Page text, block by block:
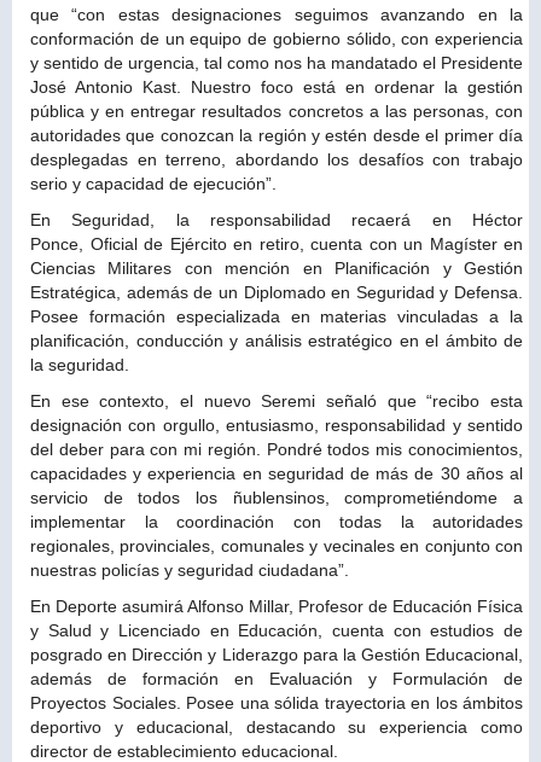
que “con estas designaciones seguimos avanzando en la
conformación de un equipo de gobierno sólido, con experiencia
y sentido de urgencia, tal como nos ha mandatado el Presidente
José Antonio Kast. Nuestro foco está en ordenar la gestión
pública y en entregar resultados concretos a las personas, con
autoridades que conozcan la región y estén desde el primer día
desplegadas en terreno, abordando los desafíos con trabajo
serio y capacidad de ejecución”.
En Seguridad, la responsabilidad recaerá en Héctor
Ponce, Oficial de Ejército en retiro, cuenta con un Magíster en
Ciencias Militares con mención en Planificación y Gestión
Estratégica, además de un Diplomado en Seguridad y Defensa.
Posee formación especializada en materias vinculadas a la
planificación, conducción y análisis estratégico en el ámbito de
la seguridad.
En ese contexto, el nuevo Seremi señaló que “recibo esta
designación con orgullo, entusiasmo, responsabilidad y sentido
del deber para con mi región. Pondré todos mis conocimientos,
capacidades y experiencia en seguridad de más de 30 años al
servicio de todos los ñublensinos, comprometiéndome a
implementar la coordinación con todas la autoridades
regionales, provinciales, comunales y vecinales en conjunto con
nuestras policías y seguridad ciudadana”.
En Deporte asumirá Alfonso Millar, Profesor de Educación Física
y Salud y Licenciado en Educación, cuenta con estudios de
posgrado en Dirección y Liderazgo para la Gestión Educacional,
además de formación en Evaluación y Formulación de
Proyectos Sociales. Posee una sólida trayectoria en los ámbitos
deportivo y educacional, destacando su experiencia como
director de establecimiento educacional.